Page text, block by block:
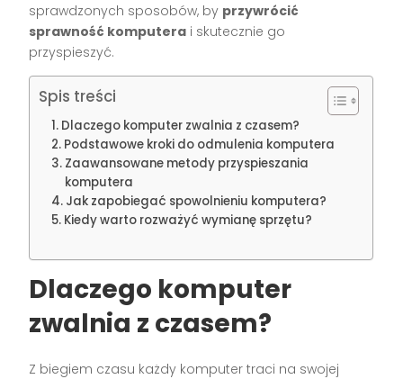
sprawdzonych sposobów, by przywrócić
sprawność komputera i skutecznie go
przyspieszyć.
Spis treści
Dlaczego komputer zwalnia z czasem?
Podstawowe kroki do odmulenia komputera
Zaawansowane metody przyspieszania
komputera
Jak zapobiegać spowolnieniu komputera?
Kiedy warto rozważyć wymianę sprzętu?
Dlaczego komputer
zwalnia z czasem?
Z biegiem czasu każdy komputer traci na swojej